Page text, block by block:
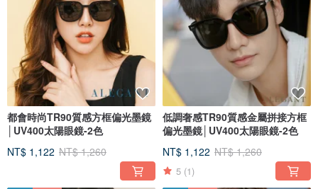
都會時尚TR90質感方框偏光墨鏡
│UV400太陽眼鏡-2色
NT$ 1,122 NT$ 1,260
低調奢感TR90質感金屬拼接方框
偏光墨鏡│UV400太陽眼鏡-2色
NT$ 1,122 NT$ 1,260
5 (1)